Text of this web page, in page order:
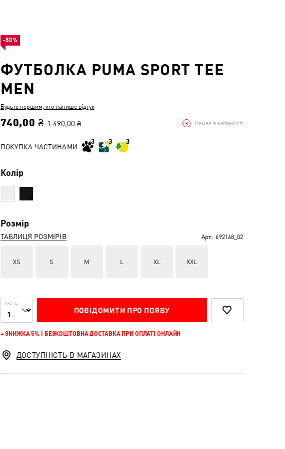
ФУТБОЛКА PUMA SPORT TEE
MEN
Будьте першим, хто напише відгук
740,00 ₴ 1 490,00 ₴ Немає в наявності
ПОКУПКА ЧАСТИНАМИ
Колір
Розмір
ТАБЛИЦЯ РОЗМІРІВ Арт.: 692168_02
XS S M L XL XXL
К-СТЬ
ПОВІДОМИТИ ПРО ПОЯВУ
+ ЗНИЖКА 5% І БЕЗКОШТОВНА ДОСТАВКА ПРИ ОПЛАТІ ОНЛАЙН
-50%
ДОСТУПНІСТЬ В МАГАЗИНАХ